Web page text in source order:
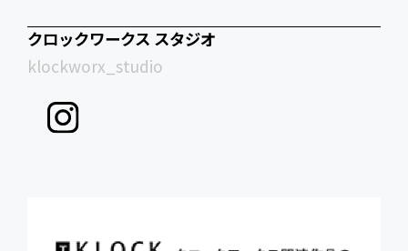
クロックワークス スタジオ
klockworx_studio